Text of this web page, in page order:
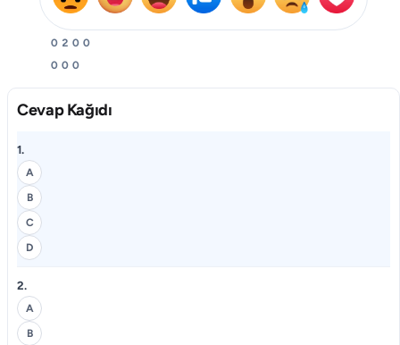
0 2 0 0
0 0 0
Cevap Kağıdı
1.
A
B
C
D
2.
A
B